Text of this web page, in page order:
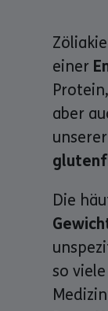
einer
aber
unserer
Die
so